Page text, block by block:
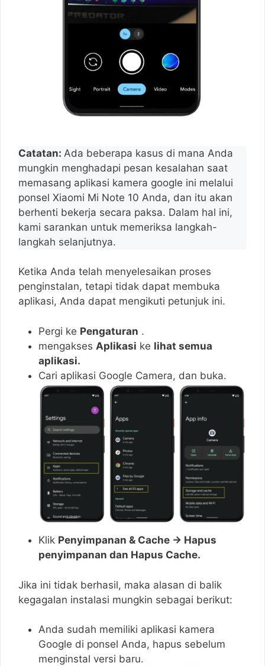
Catatan: Ada beberapa kasus di mana Anda
mungkin menghadapi pesan kesalahan saat
memasang aplikasi kamera google ini melalui
ponsel Xiaomi Mi Note 10 Anda, dan itu akan
berhenti bekerja secara paksa. Dalam hal ini,
kami sarankan untuk memeriksa langkah-
langkah selanjutnya.
Ketika Anda telah menyelesaikan proses
penginstalan, tetapi tidak dapat membuka
aplikasi, Anda dapat mengikuti petunjuk ini.
Pergi ke Pengaturan .
mengakses Aplikasi ke lihat semua
aplikasi.
Cari aplikasi Google Camera, dan buka.
Klik Penyimpanan & Cache → Hapus
penyimpanan dan Hapus Cache.
Jika ini tidak berhasil, maka alasan di balik
kegagalan instalasi mungkin sebagai berikut:
Anda sudah memiliki aplikasi kamera
Google di ponsel Anda, hapus sebelum
menginstal versi baru.